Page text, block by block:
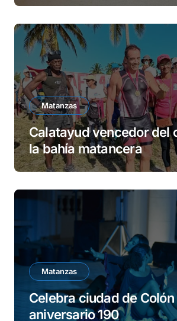
Matanzas
Calatayud vencedor del
la bahía matancera
Matanzas
Celebra ciudad de Colón
aniversario 190